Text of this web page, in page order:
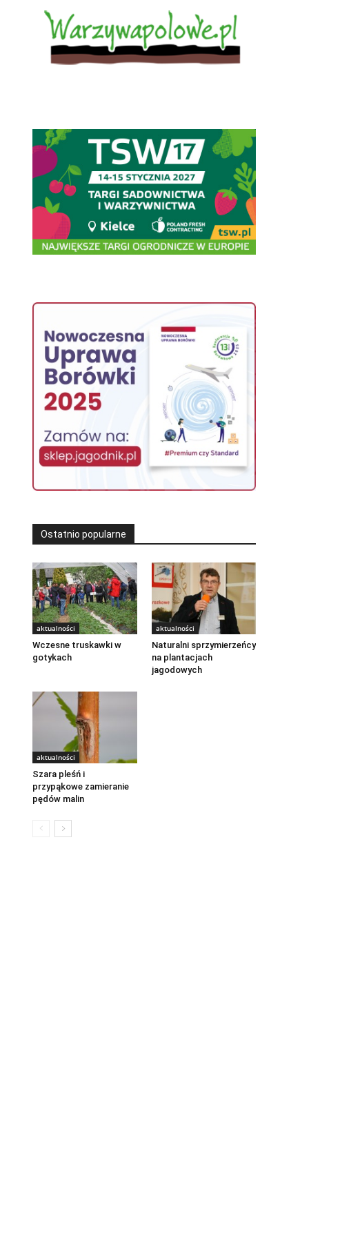
Ostatnio popularne
aktualności
Wczesne truskawki w
gotykach
aktualności
Naturalni sprzymierzeńcy
na plantacjach
jagodowych
aktualności
Szara pleśń i
przypąkowe zamieranie
pędów malin